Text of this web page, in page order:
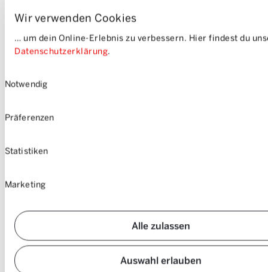
Wir verwenden Cookies
… um dein Online-Erlebnis zu verbessern. Hier findest du
Datenschutzerklärung.
Notwendig
Präferenzen
Statistiken
Marketing
Alle zulassen
Auswahl erlauben